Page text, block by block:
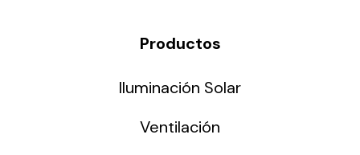
Productos
Iluminación Solar
Ventilación